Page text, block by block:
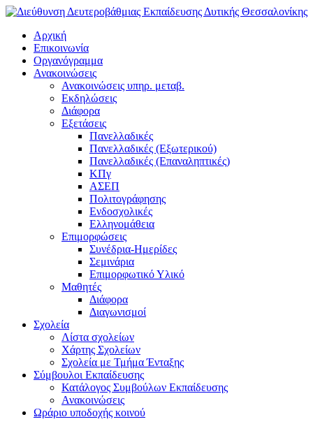
Αρχική
Επικοινωνία
Οργανόγραμμα
Ανακοινώσεις
Ανακοινώσεις υπηρ. μεταβ.
Εκδηλώσεις
Διάφορα
Εξετάσεις
Πανελλαδικές
Πανελλαδικές (Εξωτερικού)
Πανελλαδικές (Επαναληπτικές)
ΚΠγ
ΑΣΕΠ
Πολιτογράφησης
Ενδοσχολικές
Ελληνομάθεια
Επιμορφώσεις
Συνέδρια-Ημερίδες
Σεμινάρια
Επιμορφωτικό Υλικό
Μαθητές
Διάφορα
Διαγωνισμοί
Σχολεία
Λίστα σχολείων
Χάρτης Σχολείων
Σχολεία με Τμήμα Ένταξης
Σύμβουλοι Εκπαίδευσης
Κατάλογος Συμβούλων Εκπαίδευσης
Ανακοινώσεις
Ωράριο υποδοχής κοινού